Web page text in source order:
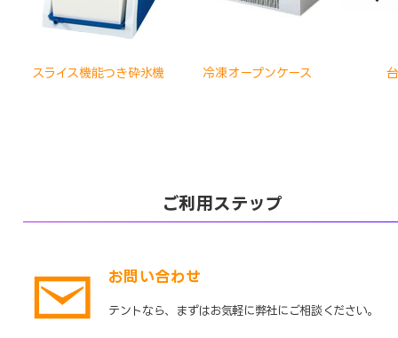
スライス機能つき砕氷機 冷凍オープンケース
ご利用ステップ
お問い合わせ
テントなら、まずはお気軽に弊社にご相談ください。